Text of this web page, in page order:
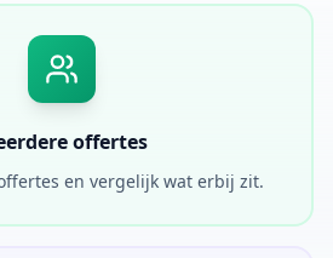
offertes
en vergelijk wat erbij zit.